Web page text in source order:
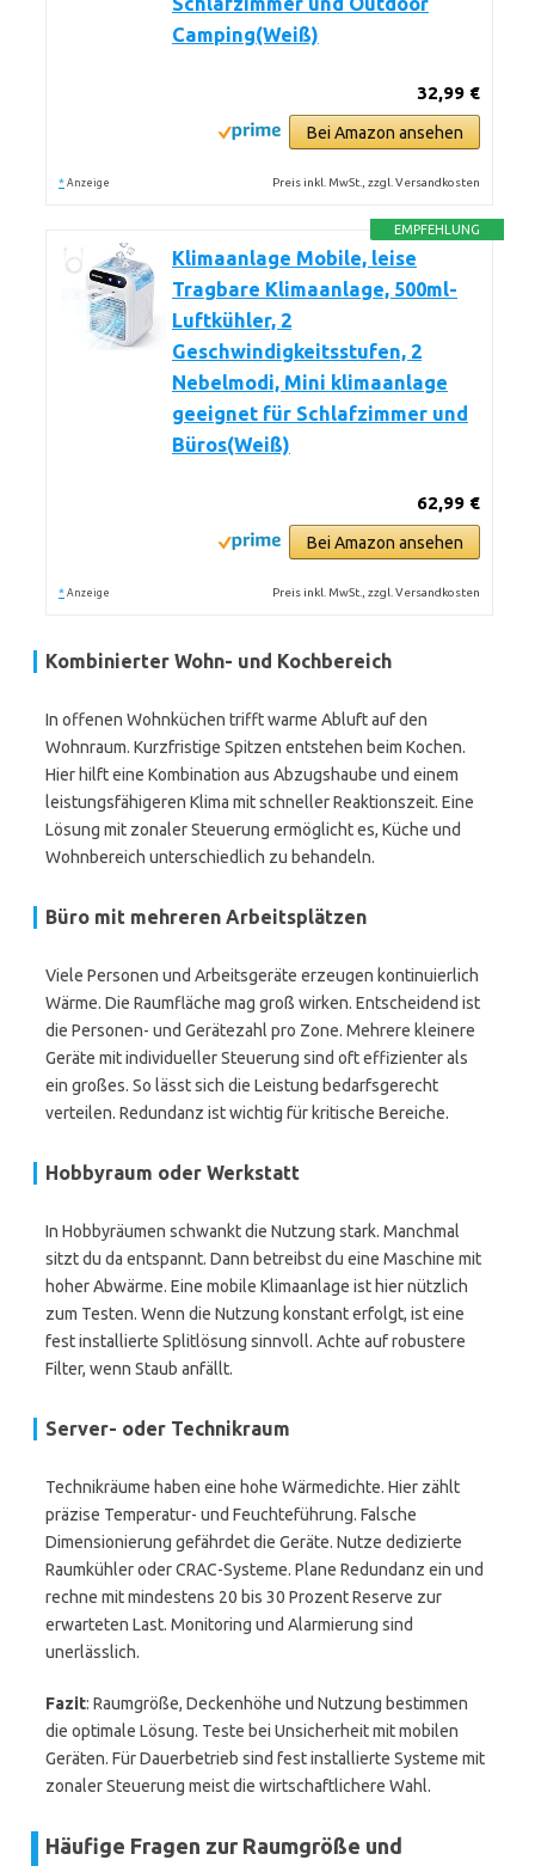
Camping(Weiß)
32,99 €
Bei Amazon ansehen
* Anzeige Preis inkl. MwSt., zzgl. Versandkosten
EMPFEHLUNG
Klimaanlage Mobile, leise
Tragbare Klimaanlage, 500ml-
Luftkühler, 2
Geschwindigkeitsstufen, 2
Nebelmodi, Mini klimaanlage
geeignet für Schlafzimmer und
Büros(Weiß)
62,99 €
Bei Amazon ansehen
* Anzeige Preis inkl. MwSt., zzgl. Versandkosten
Kombinierter Wohn- und Kochbereich
In offenen Wohnküchen trifft warme Abluft auf den
Wohnraum. Kurzfristige Spitzen entstehen beim Kochen.
Hier hilft eine Kombination aus Abzugshaube und einem
leistungsfähigeren Klima mit schneller Reaktionszeit. Eine
Lösung mit zonaler Steuerung ermöglicht es, Küche und
Wohnbereich unterschiedlich zu behandeln.
Büro mit mehreren Arbeitsplätzen
Viele Personen und Arbeitsgeräte erzeugen kontinuierlich
Wärme. Die Raumfläche mag groß wirken. Entscheidend ist
die Personen- und Gerätezahl pro Zone. Mehrere kleinere
Geräte mit individueller Steuerung sind oft effizienter als
ein großes. So lässt sich die Leistung bedarfsgerecht
verteilen. Redundanz ist wichtig für kritische Bereiche.
Hobbyraum oder Werkstatt
In Hobbyräumen schwankt die Nutzung stark. Manchmal
sitzt du da entspannt. Dann betreibst du eine Maschine mit
hoher Abwärme. Eine mobile Klimaanlage ist hier nützlich
zum Testen. Wenn die Nutzung konstant erfolgt, ist eine
fest installierte Splitlösung sinnvoll. Achte auf robustere
Filter, wenn Staub anfällt.
Server- oder Technikraum
Technikräume haben eine hohe Wärmedichte. Hier zählt
präzise Temperatur- und Feuchteführung. Falsche
Dimensionierung gefährdet die Geräte. Nutze dedizierte
Raumkühler oder CRAC-Systeme. Plane Redundanz ein und
rechne mit mindestens 20 bis 30 Prozent Reserve zur
erwarteten Last. Monitoring und Alarmierung sind
unerlässlich.
Fazit: Raumgröße, Deckenhöhe und Nutzung bestimmen
die optimale Lösung. Teste bei Unsicherheit mit mobilen
Geräten. Für Dauerbetrieb sind fest installierte Systeme mit
zonaler Steuerung meist die wirtschaftlichere Wahl.
Häufige Fragen zur Raumgröße und